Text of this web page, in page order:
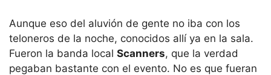
Aunque eso del aluvión de gente no iba con los
teloneros de la noche, conocidos allí ya en la sala.
Fueron la banda local Scanners, que la verdad
pegaban bastante con el evento. No es que fueran